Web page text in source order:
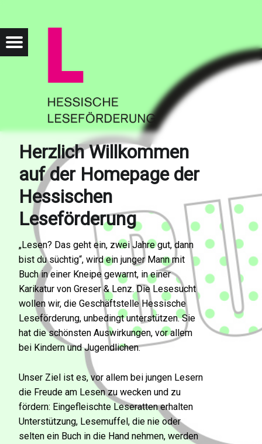
Menu
Herzlich Willkommen
auf der Homepage der
Hessischen
Leseförderung
„Lesen? Das geht ein, zwei Jahre gut, dann
bist du süchtig“, wird ein junger Mann mit
Buch in einer Kneipe gewarnt, in einer
Karikatur von Greser & Lenz. Die Lesesucht
wollen wir, die Geschäftstelle Hessische
Leseförderung, unbedingt unterstützen. Sie
hat die schönsten Auswirkungen, vor allem
bei Kindern und Jugendlichen.
Unser Ziel ist es, vor allem bei jungen Lesern
die Freude am Lesen zu wecken und zu
fördern: Eingefleischte Leseratten erhalten
Unterstützung, Lesemuffel, die nie oder
selten ein Buch in die Hand nehmen, werden